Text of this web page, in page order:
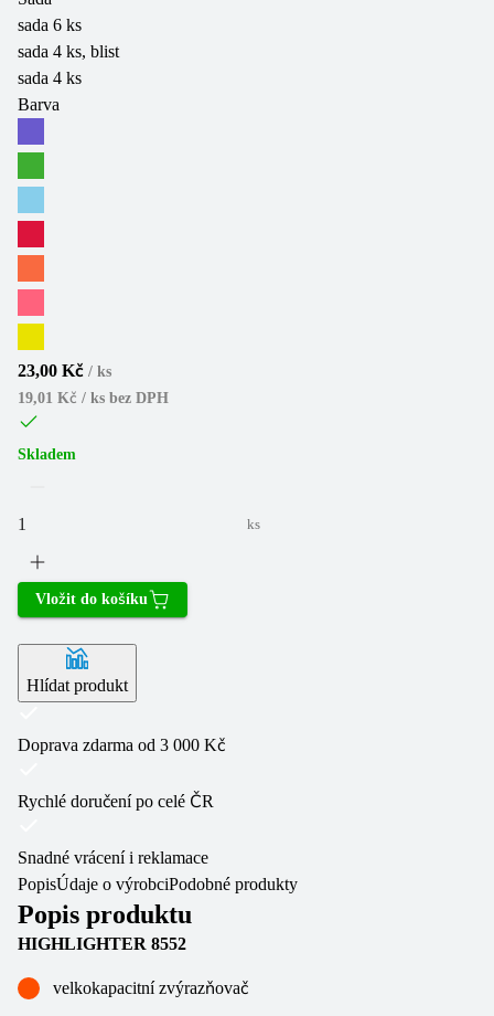
sada 6 ks
sada 4 ks, blist
sada 4 ks
Barva
23,00 Kč / ks
19,01 Kč / ks bez DPH
Skladem
ks
Vložit do košíku
Hlídat produkt
Doprava zdarma od 3 000 Kč
Rychlé doručení po celé ČR
Snadné vrácení i reklamace
PopisÚdaje o výrobciPodobné produkty
Popis produktu
HIGHLIGHTER 8552
velkokapacitní zvýrazňovač